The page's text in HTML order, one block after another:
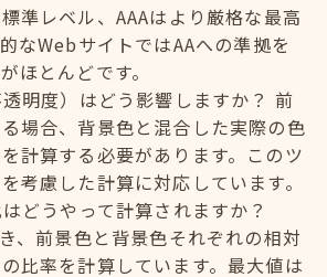
準レベル、AAAはより厳格な最高
なWebサイトではAAへの準拠を
ほとんどです。
明度）はどう影響しますか？ 前
場合、背景色と混合した実際の色
計算する必要があります。このツ
考慮した計算に対応しています。
どうやって計算されますか？
、前景色と背景色それぞれの相対
比率を計算しています。最大値は